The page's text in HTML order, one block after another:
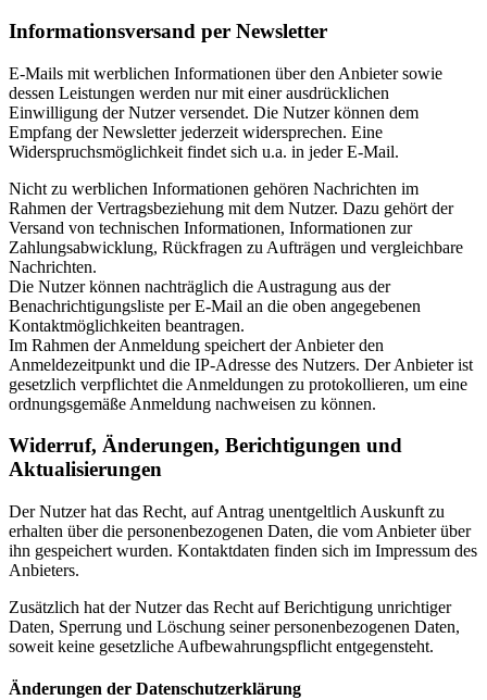
Informationsversand per Newsletter
E-Mails mit werblichen Informationen über den Anbieter sowie
dessen Leistungen werden nur mit einer ausdrücklichen
Einwilligung der Nutzer versendet. Die Nutzer können dem
Empfang der Newsletter jederzeit widersprechen. Eine
Widerspruchsmöglichkeit findet sich u.a. in jeder E-Mail.
Nicht zu werblichen Informationen gehören Nachrichten im
Rahmen der Vertragsbeziehung mit dem Nutzer. Dazu gehört der
Versand von technischen Informationen, Informationen zur
Zahlungsabwicklung, Rückfragen zu Aufträgen und vergleichbare
Nachrichten.
Die Nutzer können nachträglich die Austragung aus der
Benachrichtigungsliste per E-Mail an die oben angegebenen
Kontaktmöglichkeiten beantragen.
Im Rahmen der Anmeldung speichert der Anbieter den
Anmeldezeitpunkt und die IP-Adresse des Nutzers. Der Anbieter ist
gesetzlich verpflichtet die Anmeldungen zu protokollieren, um eine
ordnungsgemäße Anmeldung nachweisen zu können.
Widerruf, Änderungen, Berichtigungen und
Aktualisierungen
Der Nutzer hat das Recht, auf Antrag unentgeltlich Auskunft zu
erhalten über die personenbezogenen Daten, die vom Anbieter über
ihn gespeichert wurden. Kontaktdaten finden sich im Impressum des
Anbieters.
Zusätzlich hat der Nutzer das Recht auf Berichtigung unrichtiger
Daten, Sperrung und Löschung seiner personenbezogenen Daten,
soweit keine gesetzliche Aufbewahrungspflicht entgegensteht.
Änderungen der Datenschutzerklärung